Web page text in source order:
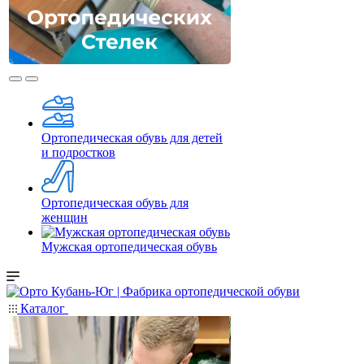
Ортопедическая обувь для детей
и подростков
Ортопедическая обувь для
женщин
Мужская ортопедическая обувь
Каталог